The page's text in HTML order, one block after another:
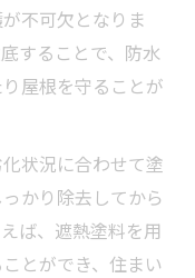
すべきポイント
び方とは
ぶポイント
の事前準備
較のコツ
不可欠となりま
することで、防水
屋根を守ることが
状況に合わせて塗
かり除去してから
ば、遮熱塗料を用
とができ、住まい